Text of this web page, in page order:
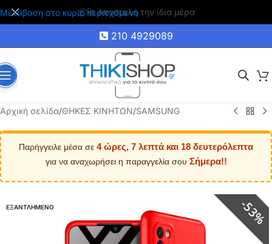
Μετάβαση στο κύριο περιεχόμενο
🚚 Δωρεάν μεταφορικά για αγορές άνω των 35€
210 4929089
Αρχική σελίδα/ΘΗΚΕΣ ΚΙΝΗΤΩΝ/SAMSUNG
Παρήγγειλε μέσα σε 4 ώρες, 7 λεπτά και 18 δευτερόλεπτα
για να αναχωρήσει η παραγγελία σου Σήμερα!!
ΕΞΑΝΤΛΗΜΕΝΟ 53%